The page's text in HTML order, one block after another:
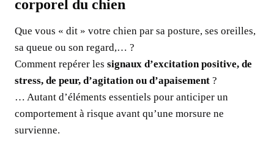
corporel du chien
Que vous « dit » votre chien par sa posture, ses oreilles,
sa queue ou son regard,… ?
Comment repérer les signaux d’excitation positive, de
stress, de peur, d’agitation ou d’apaisement ?
… Autant d’éléments essentiels pour anticiper un
comportement à risque avant qu’une morsure ne
survienne.